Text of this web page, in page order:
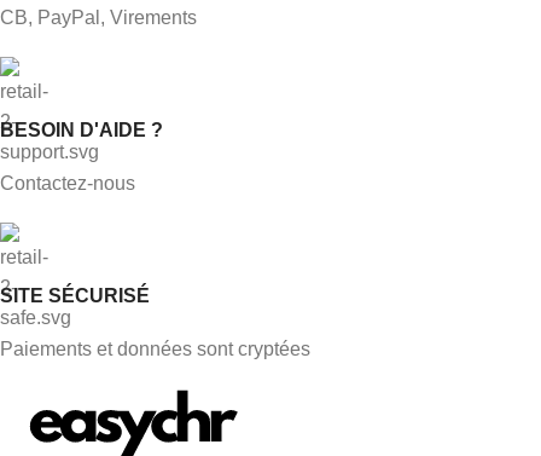
CB, PayPal, Virements
BESOIN D'AIDE ?
Contactez-nous
SITE SÉCURISÉ
Paiements et données sont cryptées